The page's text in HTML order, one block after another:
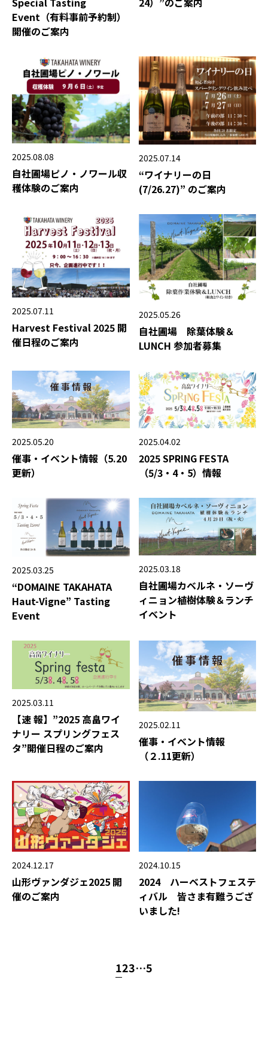
Event（有料事前予約制）
開催のご案内
2025.08.08
自社圃場ピノ・ノワール収
穫体験のご案内
2025.07.14
“ワイナリーの日
(7/26.27)” のご案内
2025.07.11
Harvest Festival 2025 開
催日程のご案内
2025.05.26
自社圃場 除葉体験＆
LUNCH 参加者募集
2025.05.20
催事・イベント情報（5.20
更新）
2025.04.02
2025 SPRING FESTA
（5/3・4・5）情報
2025.03.25
“DOMAINE TAKAHATA
Haut-Vigne” Tasting
Event
2025.03.18
自社圃場カベルネ・ソーヴ
ィニョン植樹体験＆ランチ
イベント
2025.03.11
【速 報】”2025 高畠ワイ
ナリー スプリングフェス
タ”開催日程のご案内
2025.02.11
催事・イベント情報
（２.11更新）
2024.12.17
山形ヴァンダジェ2025 開
催のご案内
2024.10.15
2024 ハーベストフェステ
ィバル 皆さま有難うござ
いました!
123…5